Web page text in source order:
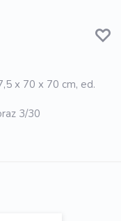
x 70 x 70 cm, ed.
3/30